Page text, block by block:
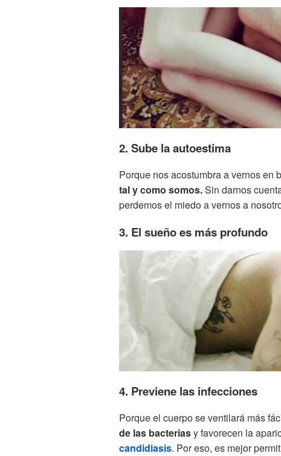
2. Sube la autoestima
Porque nos acostumbra a vernos en
tal y como somos.Sin darnos
perdemos el miedo a vernos a
3. El sueño es más profundo
4. Previene las infecciones
Porque el cuerpo se ventilará más
de las bacteriasy favorecen la
candidiasis. Por eso, es mejor